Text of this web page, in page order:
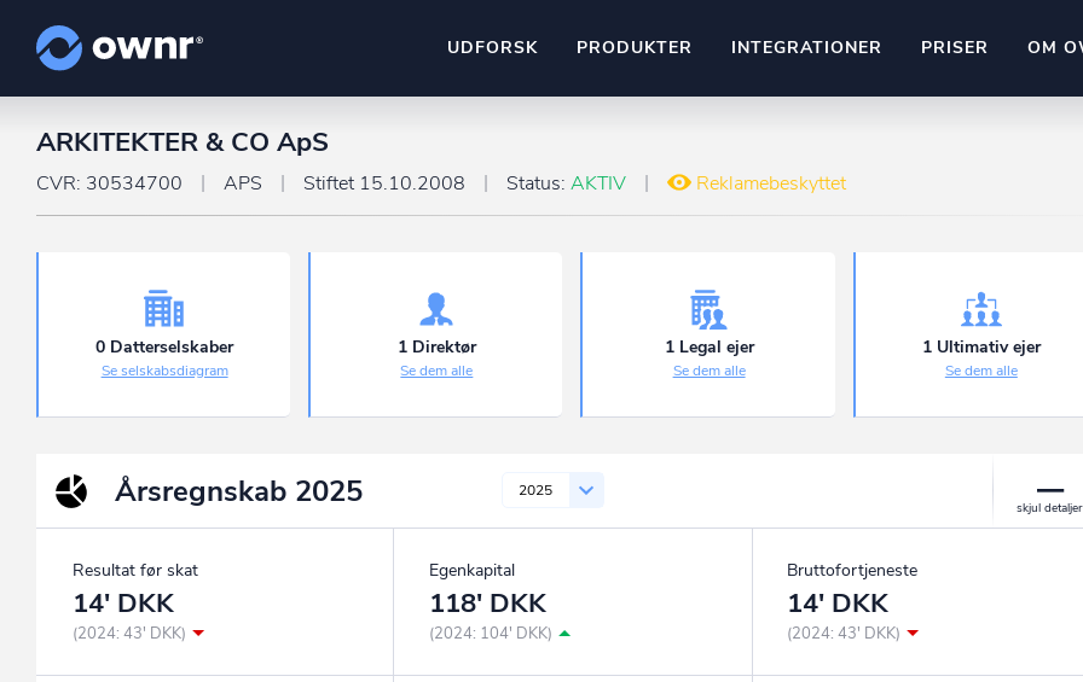
UDFORSK PRODUKTER
Hold dig opdateret og compliant
ownr Pipeline
Identificer salgsklare kundeemner
INTEGRATIONER
Kun fantasien sætter grænsen
Ownr ajour goes supersonic
PRISER OM
ARKITEKTER & CO ApS
CVR: 30534700 APS Stiftet 15.10.2008 Status: AKTIV Reklamebeskyttet
0 Datterselskaber
Se selskabsdiagram
1 Direktør
Se dem alle
1 Legal ejer
Se dem alle
1 Ultimativ ejer
Se dem alle
Årsregnskab 2025 2025
Resultat før skat
14' DKK
(2024: 43' DKK)
Egenkapital
118' DKK
(2024: 104' DKK)
Bruttofortjeneste
14' DKK
(2024: 43' DKK)